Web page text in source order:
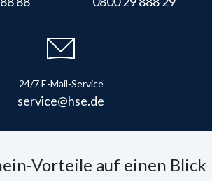
24/7 E-Mail-Service
service@hse.de
Vorteile auf einen Blick